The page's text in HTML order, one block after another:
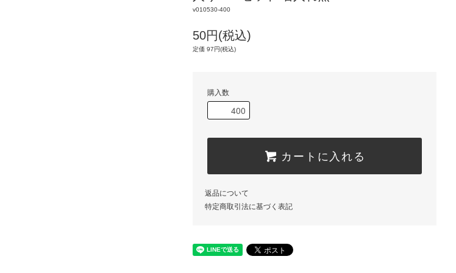
v010530-400
50円(税込)
定価 97円(税込)
購入数
カートに入れる
返品について
特定商取引法に基づく表記